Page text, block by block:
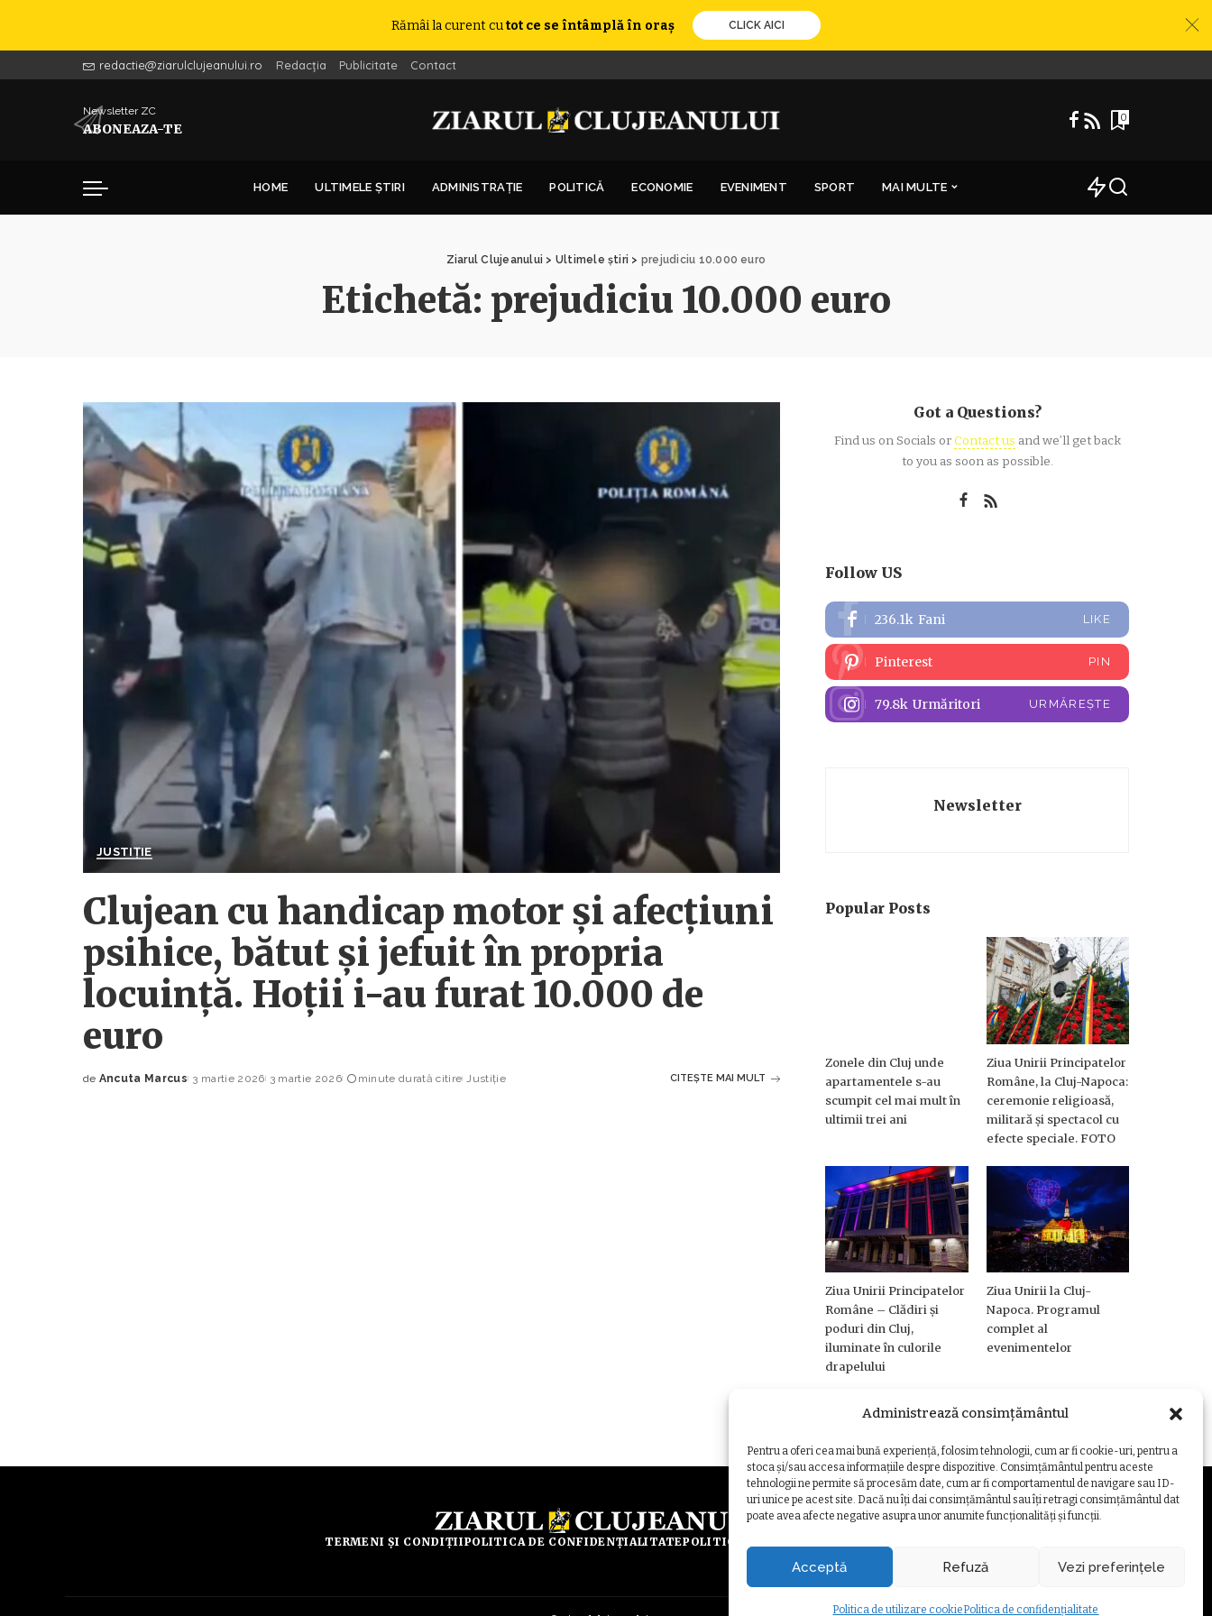
Administrează consimțământul
Pentru a oferi cea mai bună experiență, folosim tehnologii, cum ar fi cookie-uri, pentru a
stoca și/sau accesa informațiile despre dispozitive. Consimțământul pentru aceste
tehnologii ne permite să procesăm date, cum ar fi comportamentul de navigare sau ID-
uri unice pe acest site. Dacă nu îți dai consimțământul sau îți retragi consimțământul dat
poate avea afecte negative asupra unor anumite funcționalități și funcții.
Acceptă Refuză Vezi preferințele
Politica de utilizare cookiePolitica de confidențialitate
Rămâi la curent cutot ce se întâmplă în oraș CLICK AICI
redactie@ziarulclujeanului.ro Redacția Publicitate Contact
Newsletter ZC
ABONEAZA-TE
0
HOME ULTIMELE ȘTIRI ADMINISTRAȚIE POLITICĂ ECONOMIE EVENIMENT SPORT MAI MULTE
Ziarul Clujeanului > Ultimele știri > prejudiciu 10.000 euro
Etichetă: prejudiciu 10.000 euro
JUSTIȚIE
Clujean cu handicap motor și afecțiuni
psihice, bătut și jefuit în propria
locuință. Hoții i-au furat 10.000 de
euro
de Ancuta Marcus 3 martie 2026 3 martie 2026 minute durată citire Justiție CITEȘTE MAI MULT
Got a Questions?
Find us on Socials orContact us and we’ll get back
to you as soon as possible.
Follow US
236.1k Fani LIKE
Pinterest PIN
79.8k Urmăritori URMĂREȘTE
Newsletter
Popular Posts
Zonele din Cluj unde
apartamentele s-au
scumpit cel mai mult în
ultimii trei ani
Ziua Unirii Principatelor
Române, la Cluj-Napoca:
ceremonie religioasă,
militară și spectacol cu
efecte speciale. FOTO
Ziua Unirii Principatelor
Române – Clădiri și
poduri din Cluj,
iluminate în culorile
drapelului
Ziua Unirii la Cluj-
Napoca. Programul
complet al
evenimentelor
TERMENI ȘI CONDIȚIIPOLITICA DE CONFIDENȚIALITATEPOLITICA DE UTILIZARE COOKIE